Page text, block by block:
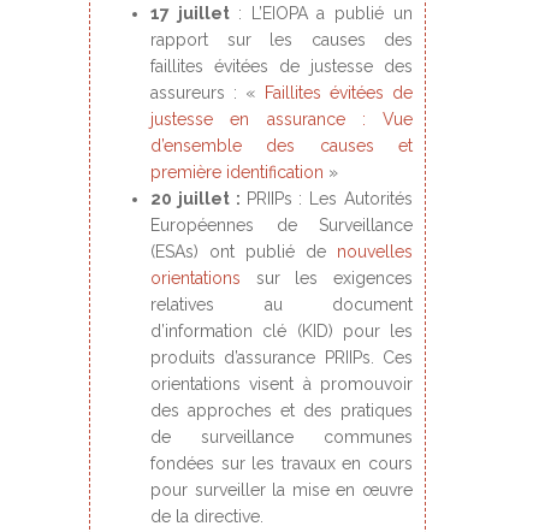
17 juillet : L’EIOPA a publié un
rapport sur les causes des
faillites évitées de justesse des
assureurs : «
Faillites évitées de
justesse en assurance : Vue
d’ensemble des causes et
première identification »
20 juillet : PRIIPs : Les Autorités
Européennes de Surveillance
(ESAs) ont publié de nouvelles
orientations sur les exigences
relatives au document
d’information clé (KID) pour les
produits d’assurance PRIIPs. Ces
orientations visent à promouvoir
des approches et des pratiques
de surveillance communes
fondées sur les travaux en cours
pour surveiller la mise en œuvre
de la directive.